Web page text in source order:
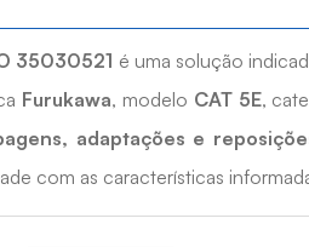
35030521 é uma solução
Furukawa, modelo CAT 5E,
adaptações e
com as características